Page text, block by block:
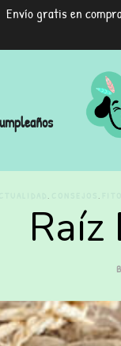
Envío gratis en
, ,
Raíz